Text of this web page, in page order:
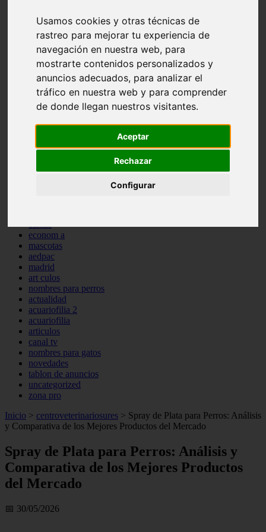
Usamos cookies y otras técnicas de
rastreo para mejorar tu experiencia de
navegación en nuestra web, para
mostrarte contenidos personalizados y
anuncios adecuados, para analizar el
tráfico en nuestra web y para comprender
de donde llegan nuestros visitantes.
Aceptar
Rechazar
Configurar
protagonistas
reptiles
abandono
adopci n
ferias
higiene
snacks
acuario
iberzoo propet
estanques
conejos
navidad
econom a
mascotas
aedpac
madrid
art culos
nombres para perros
actualidad
acuariofilia 2
acuariofilia
articulos
canal tv
nombres para gatos
novedades
tablon de anuncios
uncategorized
zona pro
Inicio > centroveterinariosures > Spray de Plata para Perros: Análisis
y Comparativa de los Mejores Productos del Mercado
Spray de Plata para Perros: Análisis y
Comparativa de los Mejores Productos
del Mercado
📅 30/05/2026